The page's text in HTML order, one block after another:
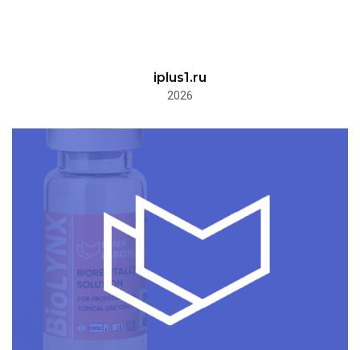
iplus1.ru
2026